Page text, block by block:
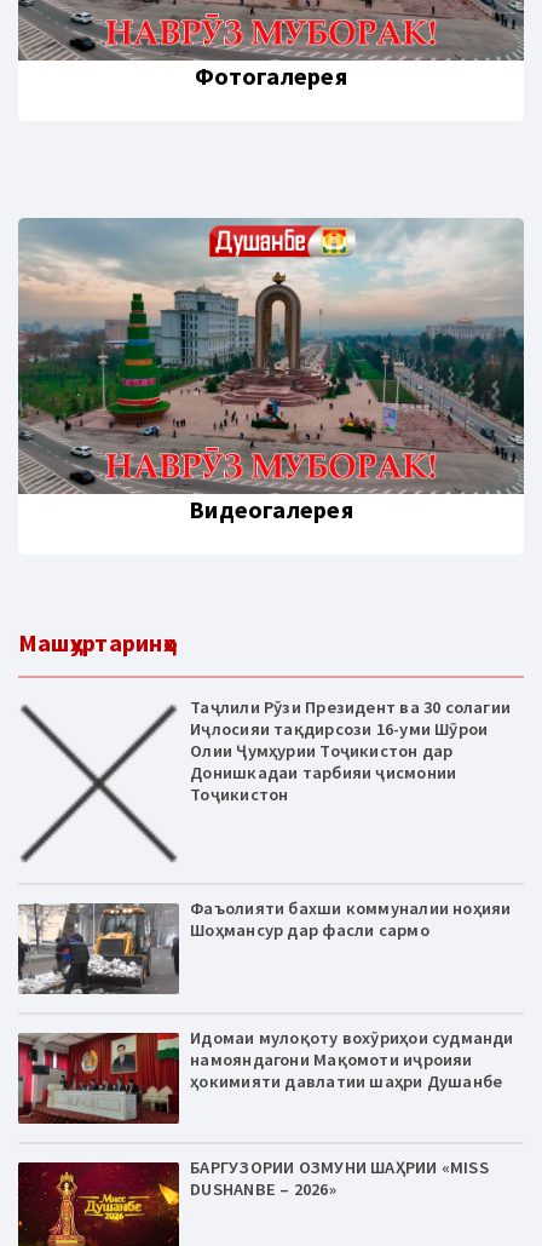
Фотогалерея
Видеогалерея
Машҳуртаринҳо
Таҷлили Рӯзи Президент ва 30 солагии
Иҷлосияи тақдирсози 16-уми Шӯрои
Олии Ҷумҳурии Тоҷикистон дар
Донишкадаи тарбияи ҷисмонии
Тоҷикистон
Фаъолияти бахши коммуналии ноҳияи
Шоҳмансур дар фасли сармо
Идомаи мулоқоту вохӯриҳои судманди
намояндагони Мақомоти иҷроияи
ҳокимияти давлатии шаҳри Душанбе
БАРГУЗОРИИ ОЗМУНИ ШАҲРИИ «MISS
DUSHANBE – 2026»